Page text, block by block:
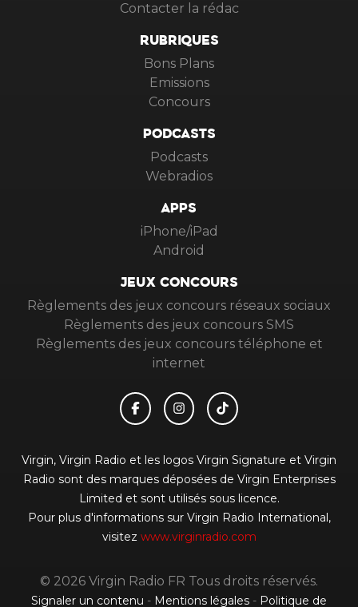
Contacter la rédac
RUBRIQUES
Bons Plans
Emissions
Concours
PODCASTS
Podcasts
Webradios
APPS
iPhone/iPad
Android
JEUX CONCOURS
Règlements des jeux concours réseaux sociaux
Règlements des jeux concours SMS
Règlements des jeux concours téléphone et
internet
Virgin, Virgin Radio et les logos Virgin Signature et Virgin
Radio sont des marques déposées de Virgin Enterprises
Limited et sont utilisés sous licence.
Pour plus d'informations sur Virgin Radio International,
visitez www.virginradio.com
© 2026 Virgin Radio FR Tous droits réservés.
Signaler un contenu - Mentions légales - Politique de